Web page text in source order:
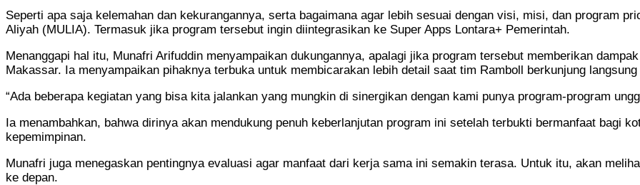
Seperti apa saja kelemahan dan kekurangannya, serta bagaimana agar lebih sesuai dengan visi, misi, dan program
Aliyah (MULIA). Termasuk jika program tersebut ingin diintegrasikan ke Super Apps Lontara+ Pemerintah.
Menanggapi hal itu, Munafri Arifuddin menyampaikan dukungannya, apalagi jika program tersebut memberikan
Makassar. Ia menyampaikan pihaknya terbuka untuk membicarakan lebih detail saat tim Ramboll berkunjung
“Ada beberapa kegiatan yang bisa kita jalankan yang mungkin di sinergikan dengan kami punya program-program
Ia menambahkan, bahwa dirinya akan mendukung penuh keberlanjutan program ini setelah terbukti bermanfaat bagi
kepemimpinan.
Munafri juga menegaskan pentingnya evaluasi agar manfaat dari kerja sama ini semakin terasa. Untuk itu, akan
ke depan.